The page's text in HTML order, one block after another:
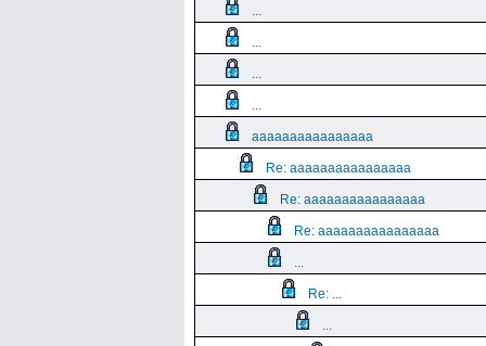
...
...
...
...
aaaaaaaaaaaaaaaa
Re: aaaaaaaaaaaaaaaa
Re: aaaaaaaaaaaaaaaa
Re: aaaaaaaaaaaaaaaa
...
Re: ...
...